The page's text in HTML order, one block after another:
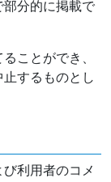
分的に掲載で
ことができ、
するものとし
利用者のコメ